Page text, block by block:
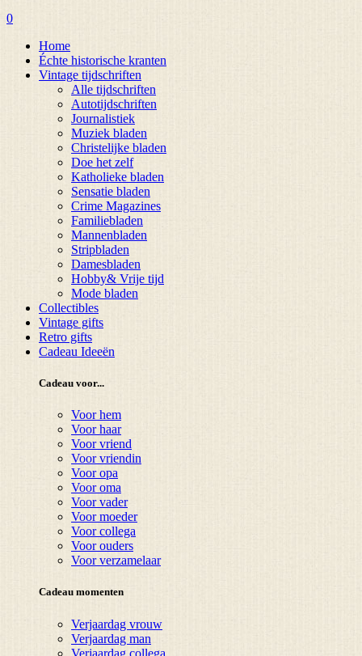
0
Home
Échte historische kranten
Vintage tijdschriften
Alle tijdschriften
Autotijdschriften
Journalistiek
Muziek bladen
Christelijke bladen
Doe het zelf
Katholieke bladen
Sensatie bladen
Crime Magazines
Familiebladen
Mannenbladen
Stripbladen
Damesbladen
Hobby& Vrije tijd
Mode bladen
Collectibles
Vintage gifts
Retro gifts
Cadeau Ideeën
Cadeau voor...
Voor hem
Voor haar
Voor vriend
Voor vriendin
Voor opa
Voor oma
Voor vader
Voor moeder
Voor collega
Voor ouders
Voor verzamelaar
Cadeau momenten
Verjaardag vrouw
Verjaardag man
Verjaardag collega